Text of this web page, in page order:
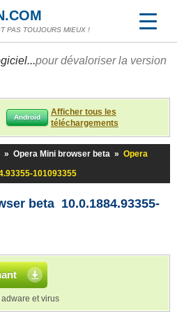
PAS TOUJOURS MIEUX !
pour dévaloriser la version
Android
Afficher tous les
téléchargements
» Opera Mini browser beta » Opera
101093355
beta 10.0.1884.93355-
et virus